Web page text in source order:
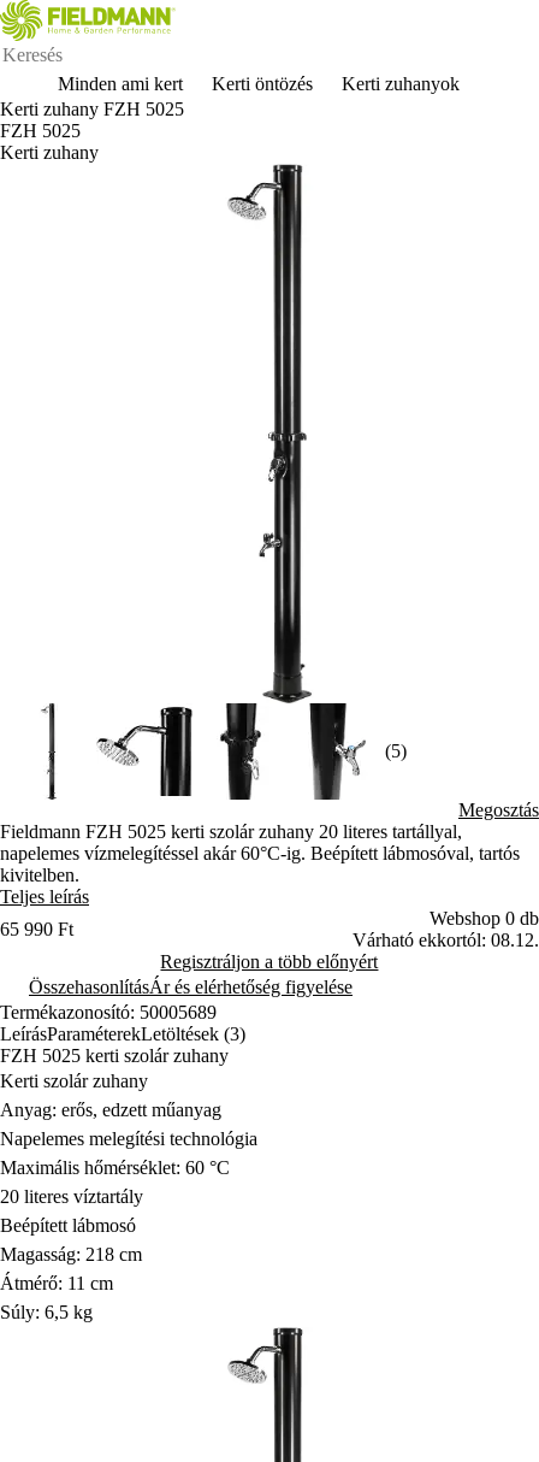
Minden ami kert Kerti öntözés
Kerti zuhanyok
Kerti zuhany FZH 5025
FZH 5025
Kerti zuhany
(5)
Megosztás
Fieldmann FZH 5025 kerti szolár zuhany 20 literes tartállyal,
napelemes vízmelegítéssel akár 60°C-ig. Beépített lábmosóval, tartós
kivitelben.
Teljes leírás
65 990 Ft
Webshop 0 db
Várható ekkortól: 08.12.
Regisztráljon a több előnyért
ÖsszehasonlításÁr és elérhetőség figyelése
Termékazonosító: 50005689
LeírásParaméterekLetöltések (3)
FZH 5025 kerti szolár zuhany
Kerti szolár zuhany
Anyag: erős, edzett műanyag
Napelemes melegítési technológia
Maximális hőmérséklet: 60 °C
20 literes víztartály
Beépített lábmosó
Magasság: 218 cm
Átmérő: 11 cm
Súly: 6,5 kg